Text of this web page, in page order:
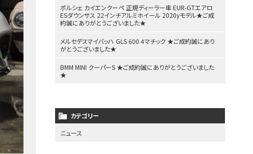
ポルシェ カイエンクーペ 正規ディーラー車 EUR-GTエアロ
ESダウンサス 22インチアルミホイール 2020yモデル★ご成
約誠にありがとうございました★
メルセデスマイバッハ GLS 600 4マチック ★ご成約誠にあり
がとうございました★
BMM MINI クーパーS ★ご成約誠にありがとうございました
★
カテゴリー
ニュース